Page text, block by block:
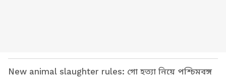
New animal slaughter rules: গো হত্যা নিয়ে পশ্চিমবঙ্গ